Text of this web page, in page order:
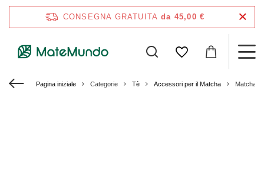
CONSEGNA GRATUITA da 45,00 €
Pagina iniziale Categorie Tè Accessori per il Matcha